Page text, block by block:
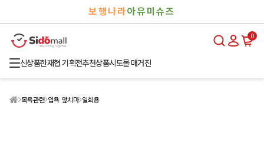
보행나라아유미슈즈
0
신상품한재협 기획전추천상품시도몰 매거진
목욕관련 입욕 앞치마 일회용